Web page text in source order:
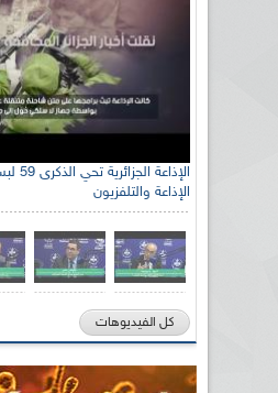
الإذاعة والتلفزيون
كل الفيديوهات